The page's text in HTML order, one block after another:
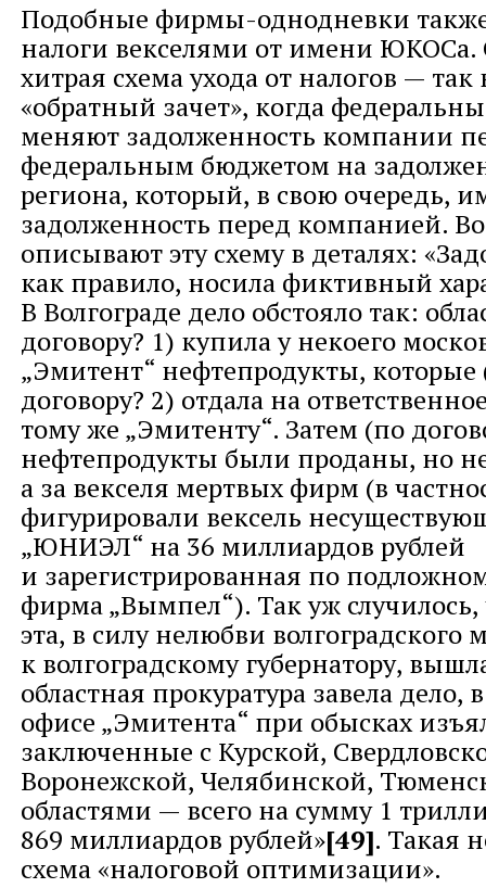
Подобные фирмы-однодневки
налоги векселями от имени ЮКОСа.
хитрая схема ухода от налогов —
«обратный зачет», когда
меняют задолженность компании
федеральным бюджетом на
региона, который, в свою очередь,
задолженность перед компанией.
описывают эту схему в деталях:
как правило, носила фиктивный
В Волгограде дело обстояло так:
договору? 1) купила у некоего
„Эмитент“ нефтепродукты, которые
договору? 2) отдала на
тому же „Эмитенту“. Затем (по
нефтепродукты были проданы, но
а за векселя мертвых фирм (в
фигурировали вексель
„ЮНИЭЛ“ на 36 миллиардов рублей
и зарегистрированная по
фирма „Вымпел“). Так уж случилось,
эта, в силу нелюбви волгоградского
к волгоградскому губернатору,
областная прокуратура завела дело,
офисе „Эмитента“ при обысках
заключенные с Курской,
Воронежской, Челябинской,
областями — всего на сумму 1
869 миллиардов рублей»[49]. Такая
схема «налоговой оптимизации».